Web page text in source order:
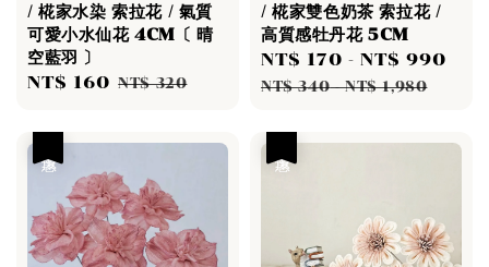
/ 椛家水染 索拉花 / 氣質
可愛小水仙花 4CM〔 晴
空藍羽 〕
Sale
NT$ 160 Regular
NT$ 320
/ 椛家雙色奶茶 索拉花 /
高質感牡丹花 5CM
Sale
price
NT$ 170 -NT$ 990
NT$ 340-NT$ 1,980